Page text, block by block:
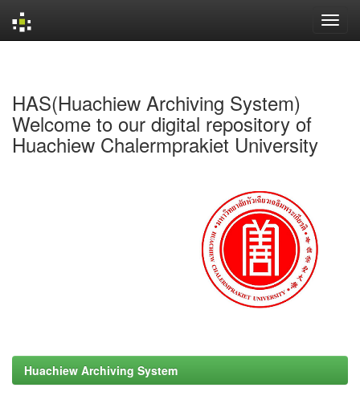
HAS(Huachiew Archiving System)
Welcome to our digital repository of
Huachiew Chalermprakiet University
Huachiew Archiving System